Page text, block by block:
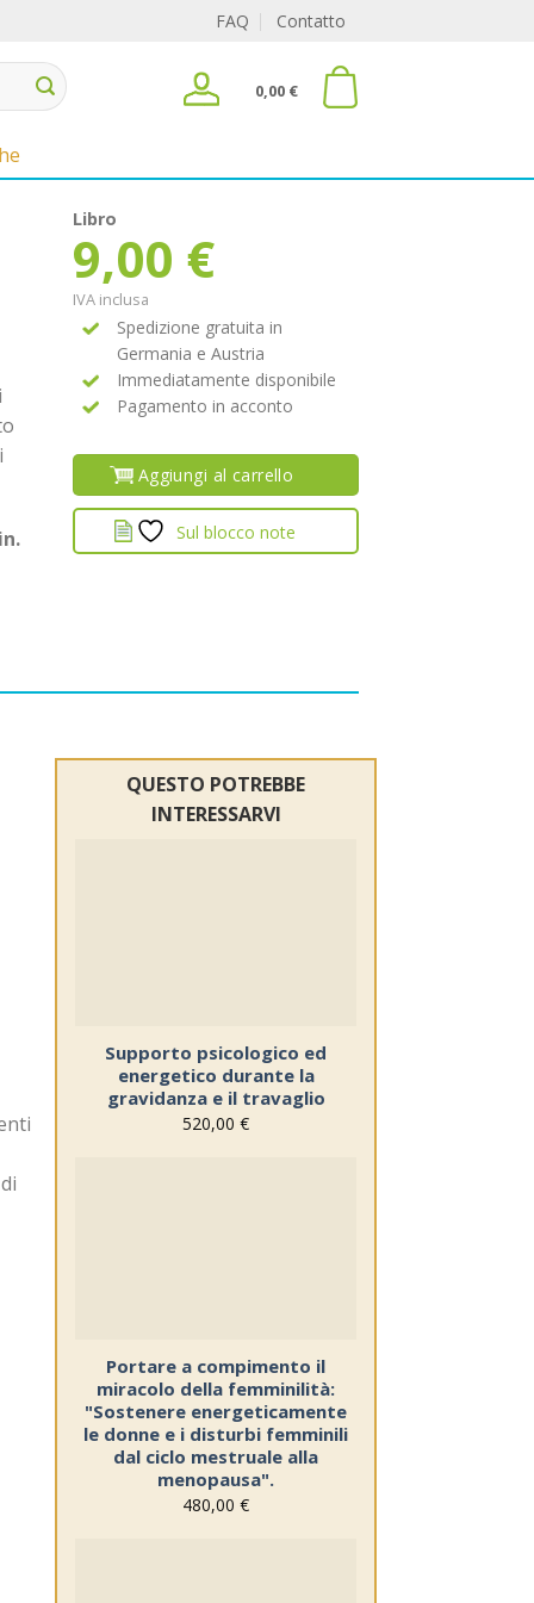
FAQ Contatto
0,00 €
Libro
9,00 €
IVA inclusa
Spedizione gratuita in
Germania e Austria
Immediatamente disponibile
Pagamento in acconto
Aggiungi al carrello
Sul blocco note
QUESTO POTREBBE
INTERESSARVI
Supporto psicologico ed
energetico durante la
gravidanza e il travaglio
520,00 €
Portare a compimento il
miracolo della femminilità:
"Sostenere energeticamente
le donne e i disturbi femminili
dal ciclo mestruale alla
menopausa".
480,00 €